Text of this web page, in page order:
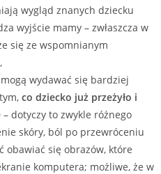
wygląd znanych dziecku
wyjście mamy – zwłaszcza w
się ze wspomnianym
,
wydawać się bardziej
co dziecko już przeżyło i
– dotyczy to zwykle różnego
skóry, ból po przewróceniu
obawiać się obrazów, które
komputera; możliwe, że w